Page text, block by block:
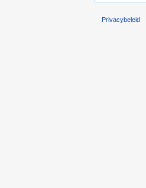
Privacybeleid